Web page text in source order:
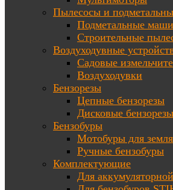
Пылесосы и
Подметальные
Строительные
Воздуходувные
Садовые
Воздуходувки
Бензорезы
Цепные бензорезы
Дисковые бензорезы
Бензобуры
Мотобуры для
Ручные бензобуры
Комплектующие
Для